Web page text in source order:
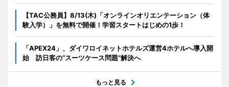
【TAC公務員】8/13(木)「オンラインオリエンテーション（体
験入学）」を無料で開催！学習スタートはじめの1歩！
「APEX24」、ダイワロイネットホテルズ運営4ホテルへ導入開
始 訪日客の“スーツケース問題”解決へ
もっと見る